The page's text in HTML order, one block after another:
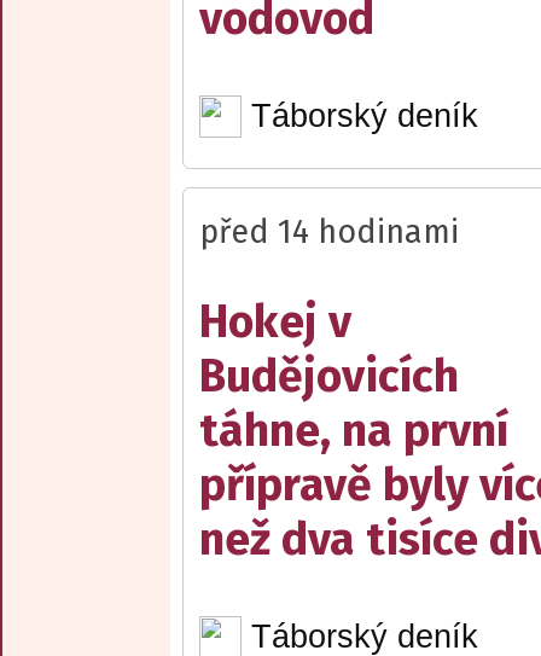
vodovod
Táborský deník
před 14 hodinami
Hokej v
Budějovicích
táhne, na první
přípravě byly
než dva tisíce
Táborský deník